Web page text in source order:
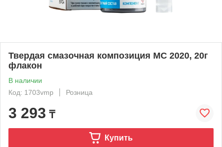
Твердая смазочная композиция МС 2020, 20г
флакон
В наличии
Код: 1703vmp
Розница
3 293 ₸
Купить